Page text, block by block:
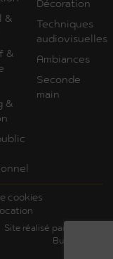
&
&
&
Décoration
Techniques
audiovisuelles
Ambiances
Seconde
main
cookies
Site réalisé par Art'Com
Bureautique